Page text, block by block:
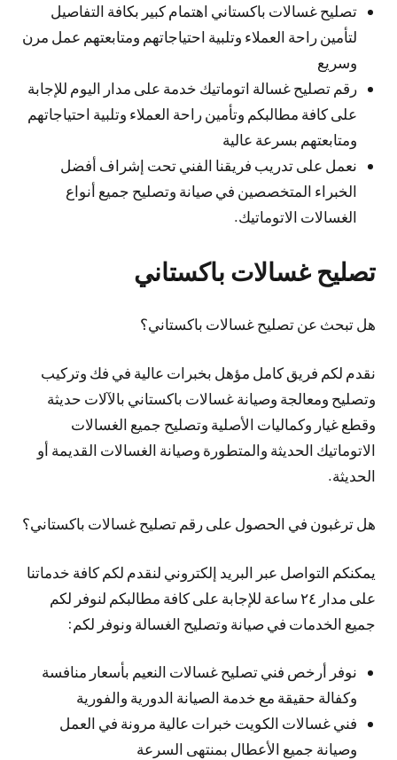
تصليح غسالات باكستاني اهتمام كبير بكافة التفاصيل
لتأمين راحة العملاء وتلبية احتياجاتهم ومتابعتهم عمل مرن
وسريع
رقم تصليح غسالة اتوماتيك خدمة على مدار اليوم للإجابة
على كافة مطالبكم وتأمين راحة العملاء وتلبية احتياجاتهم
ومتابعتهم بسرعة عالية
نعمل على تدريب فريقنا الفني تحت إشراف أفضل
الخبراء المتخصصين في صيانة وتصليح جميع أنواع
الغسالات الاتوماتيك.
تصليح غسالات باكستاني
هل تبحث عن تصليح غسالات باكستاني؟
نقدم لكم فريق كامل مؤهل بخبرات عالية في فك وتركيب
وتصليح ومعالجة وصيانة غسالات باكستاني بالآلات حديثة
وقطع غيار وكماليات الأصلية وتصليح جميع الغسالات
الاتوماتيك الحديثة والمتطورة وصيانة الغسالات القديمة أو
الحديثة.
هل ترغبون في الحصول على رقم تصليح غسالات باكستاني؟
يمكنكم التواصل عبر البريد إلكتروني لنقدم لكم كافة خدماتنا
على مدار ٢٤ ساعة للإجابة على كافة مطالبكم لنوفر لكم
جميع الخدمات في صيانة وتصليح الغسالة ونوفر لكم:
نوفر أرخص فني تصليح غسالات النعيم بأسعار منافسة
وكفالة حقيقة مع خدمة الصيانة الدورية والفورية
فني غسالات الكويت خبرات عالية مرونة في العمل
وصيانة جميع الأعطال بمنتهى السرعة